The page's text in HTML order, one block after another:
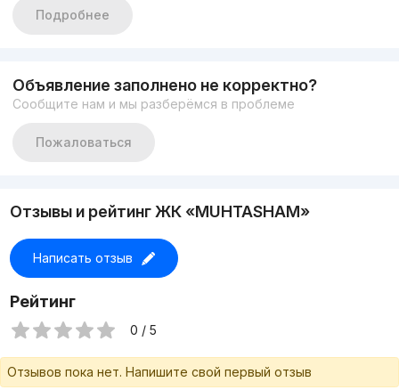
Общая площадь: 85
Состояние: С ремонтом
Светлана Син
Подробнее
Объявление заполнено не корректно?
Сообщите нам и мы разберёмся в проблеме
Пожаловаться
Отзывы и рейтинг ЖК «MUHTASHAM»
Написать отзыв
Рейтинг
0 / 5
Отзывов пока нет. Напишите свой первый отзыв